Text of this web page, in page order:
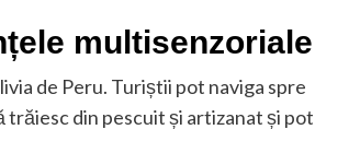
multisenzoriale
de Peru. Turiștii pot naviga spre
din pescuit și artizanat și pot